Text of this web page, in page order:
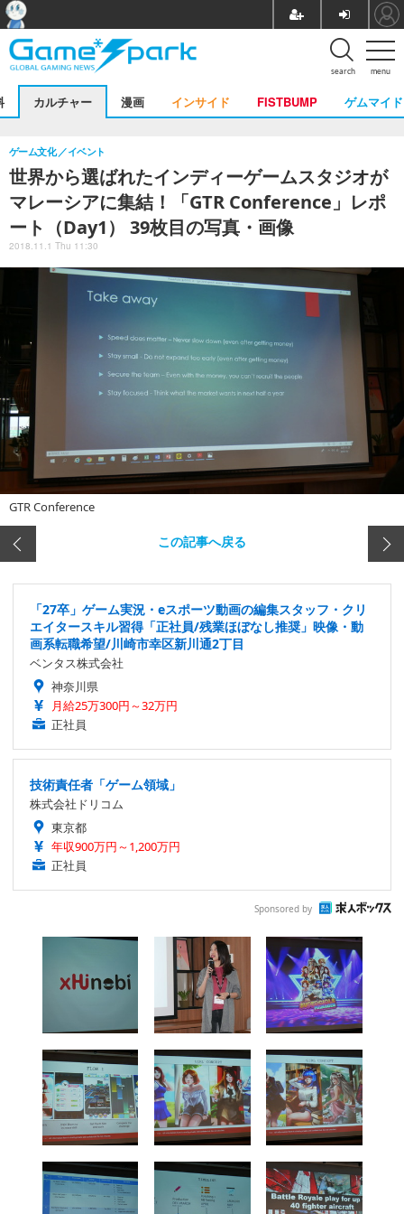
menu
search
カルチャー 漫画 インサイド FISTBUMP ゲムマイド
世界から選ばれたインディーゲームスタジオが
マレーシアに集結！「GTR Conference」レポ
ート（Day1） 39枚目の写真・画像
ゲーム文化 イベント
2018.11.1 Thu 11:30
GTR Conference
この記事へ戻る
「27卒」ゲーム実況・eスポーツ動画の編集スタッフ・クリ
エイタースキル習得「正社員/残業ほぼなし推奨」映像・動
画系転職希望/川崎市幸区新川通2丁目
ベンタス株式会社
神奈川県
月給25万300円～32万円
正社員
技術責任者「ゲーム領域」
株式会社ドリコム
東京都
年収900万円～1,200万円
正社員
Sponsored by